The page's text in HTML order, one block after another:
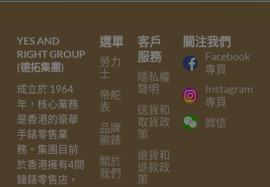
選單
勞力
士
帝舵
表
品牌
腕錶
關於
我們
客戶
服務
隱私權
聲明
送貨和
取貨政
策
退貨和
退款政
策
關注我們
Facebook
專頁
Instagram
專頁
微信
YES AND
RIGHT GROUP
(德拓集團)
成立於 1964
年，核心業務
是香港的豪華
手錶零售業
務。集團目前
於香港擁有4間
鐘錶零售店，